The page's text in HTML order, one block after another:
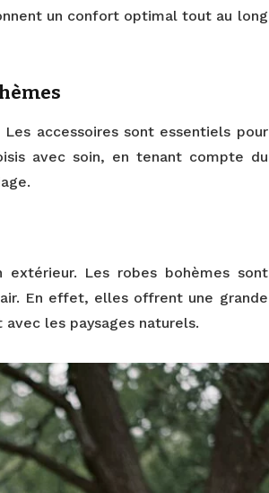
un confort optimal tout au long
accessoires sont essentiels pour
avec soin, en tenant compte du
Les robes bohèmes sont
En effet, elles offrent une grande
les paysages naturels.